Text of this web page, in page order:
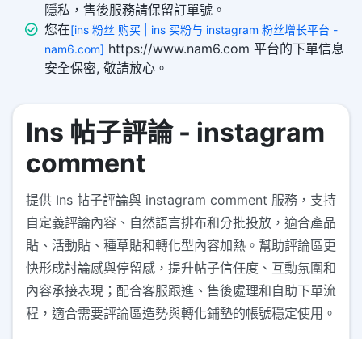
隱私，售後服務請保留訂單號。
您在[ins 粉丝 购买 | ins 买粉与 instagram 粉丝增长平台 -
nam6.com] https://www.nam6.com 平台的下單信息
安全保密, 敬請放心。
Ins 帖子評論 - instagram
comment
提供 Ins 帖子評論與 instagram comment 服務，支持
自定義評論內容、自然語言排布和分批投放，適合產品
貼、活動貼、種草貼和轉化型內容加熱。幫助評論區更
快形成討論感與停留感，提升帖子信任度、互動氛圍和
內容承接表現；配合客服跟進、售後處理和自助下單流
程，適合需要評論區造勢與轉化鋪墊的帳號穩定使用。